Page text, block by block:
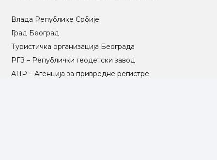
Влада Републике Србије
Град Београд
Туристичка организација Београда
РГЗ – Републички геодетски завод
АПР – Агенција за привредне регистре